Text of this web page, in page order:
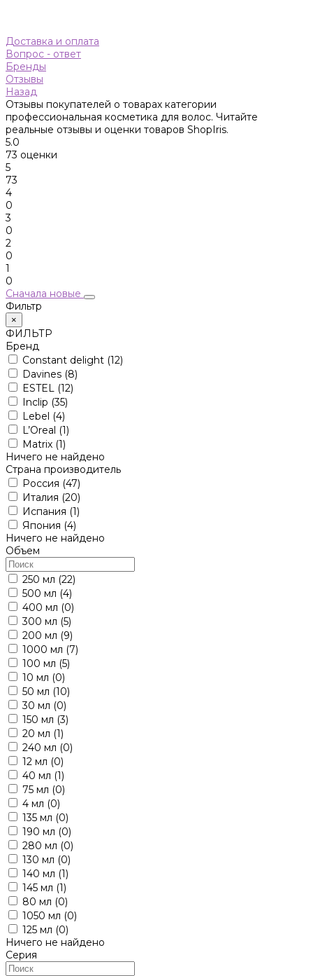
Доставка и оплата
Вопрос - ответ
Бренды
Отзывы
Назад
Отзывы покупателей о товарах категории
профессиональная косметика для волос. Читайте
реальные отзывы и оценки товаров ShopIris.
5.0
73 оценки
5
73
4
0
3
0
2
0
1
0
Сначала новые
Фильтр
×
ФИЛЬТР
Бренд
Constant delight (12)
Davines (8)
ESTEL
(12)
Inclip (35)
Lebel (4)
L’Oreal (1)
Matrix (1)
Ничего не найдено
Страна производитель
Россия (47)
Италия (20)
Испания (1)
Япония (4)
Ничего не найдено
Объем
250 мл (22)
500 мл (4)
400 мл (0)
300 мл (5)
200 мл (9)
1000 мл (7)
100 мл (5)
10 мл (0)
50 мл (10)
30 мл (0)
150 мл (3)
20 мл (1)
240 мл (0)
12 мл (0)
40 мл (1)
75 мл (0)
4 мл (0)
135 мл (0)
190 мл (0)
280 мл (0)
130 мл (0)
140 мл (1)
145 мл (1)
80 мл (0)
1050 мл (0)
125 мл (0)
Ничего не найдено
Серия